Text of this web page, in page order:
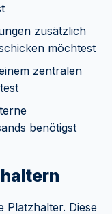
zusätzlich
möchtest
zentralen
benötigst
Platzhalter. Diese